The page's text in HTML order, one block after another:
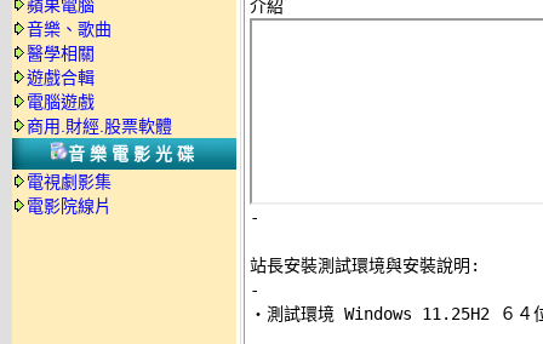
蘋果電腦
音樂、歌曲
醫學相關
遊戲合輯
電腦遊戲
商用.財經.股票軟體
音樂電影光碟
電視劇影集
電影院線片
-
站長安裝測試環境與安裝說明:
-
‧測試環境 Windows 11.25H2 ６４